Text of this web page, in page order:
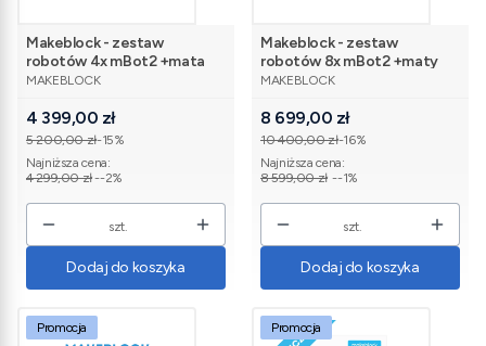
Makeblock - zestaw
robotów 4x mBot2 +mata
m1 +scenariusze
PRODUCENT
MAKEBLOCK
Cena promocyjna
4 399,00 zł
5 200,00 zł-15%
Najniższa cena:
4 299,00 zł--2%
szt.
Dodaj do koszyka
Makeblock - zestaw
robotów 8x mBot2 +maty
m1,m2 +scenariusze
PRODUCENT
MAKEBLOCK
Cena promocyjna
8 699,00 zł
10 400,00 zł-16%
Najniższa cena:
8 599,00 zł --1%
szt.
Dodaj do koszyka
Promocja Promocja